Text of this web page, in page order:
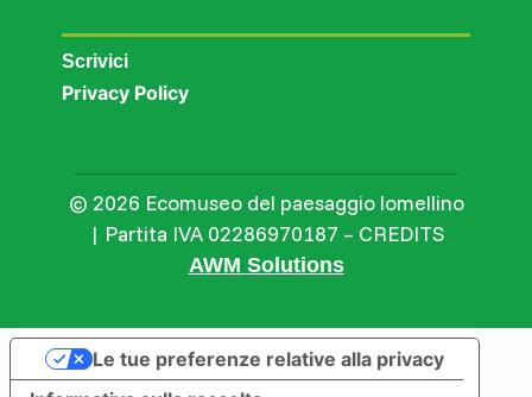
Scrivici
Privacy Policy
© 2026 Ecomuseo del paesaggio lomellino
| Partita IVA 02286970187 – CREDITS
AWM Solutions
Le tue preferenze relative alla privacy